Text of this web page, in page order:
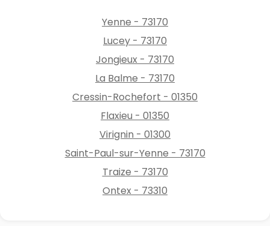
techniques municipaux
· procéder au relogement
des personnes sinistrées si
nécessaire,
· d’informer les membres du
· d’informer les différents
services de l’État,
· de pouvoir apporter une
de la commune.
Yenne - 73170
Lucey - 73170
Jongieux - 73170
La Balme - 73170
Cressin-Rochefort - 01350
Flaxieu - 01350
Virignin - 01300
Saint-Paul-sur-Yenne - 73170
Traize - 73170
Ontex - 73310